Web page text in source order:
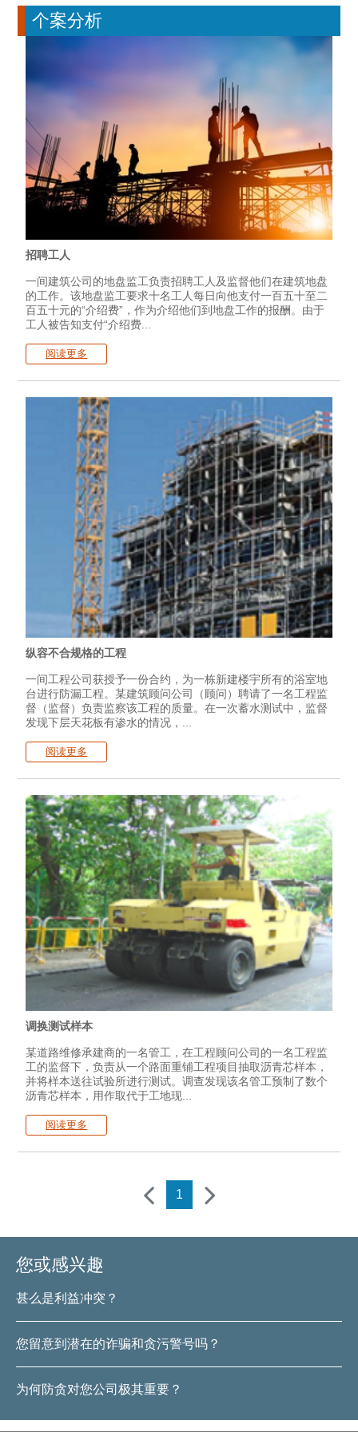
个案分析
招聘工人
一间建筑公司的地盘监工负责招聘工人及监督他们在建筑地盘
的工作。该地盘监工要求十名工人每日向他支付一百五十至二
百五十元的“介绍费”，作为介绍他们到地盘工作的报酬。由于
工人被告知支付“介绍费...
阅读更多
纵容不合规格的工程
一间工程公司获授予一份合约，为一栋新建楼宇所有的浴室地
台进行防漏工程。某建筑顾问公司（顾问）聘请了一名工程监
督（监督）负责监察该工程的质量。在一次蓄水测试中，监督
发现下层天花板有渗水的情况，...
阅读更多
调换测试样本
某道路维修承建商的一名管工，在工程顾问公司的一名工程监
工的监督下，负责从一个路面重铺工程项目抽取沥青芯样本，
并将样本送往试验所进行测试。调查发现该名管工预制了数个
沥青芯样本，用作取代于工地现...
阅读更多
上一页
1 下一页
您或感兴趣
甚么是利益冲突？
您留意到潜在的诈骗和贪污警号吗？
为何防贪对您公司极其重要？